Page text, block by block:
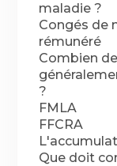
maladie ?
Congés de
rémunéré
Combien
?
FMLA
FFCRA
Que doit